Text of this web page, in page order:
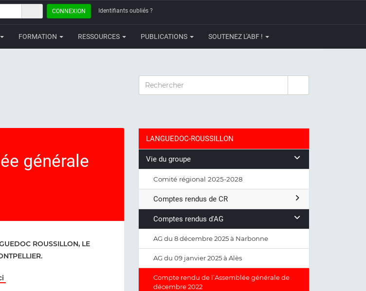
CONNEXION Identifiants oubliés ?
FORMATION RESSOURCES PUBLICATIONS SOUTENEZ L'ABF !
RECHERCHER
générale
ROUSSILLON, LE
LANGUEDOC-ROUSSILLON
Vie du groupe
Comité régional 2025-2028
Comptes rendus de CR
Comptes rendus d'AG
AG du 8 décembre 2025 à Narbonne
AG du 09 janvier 2025 à Alès
Compte rendu de l’Assemblée générale de
décembre 2022